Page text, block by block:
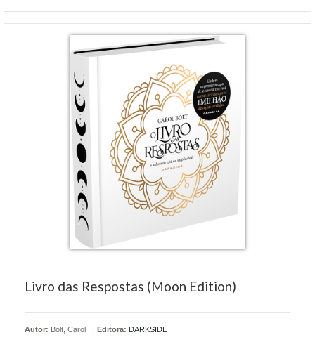
Livro das Respostas (Moon Edition)
Autor: Bolt, Carol | Editora: DARKSIDE